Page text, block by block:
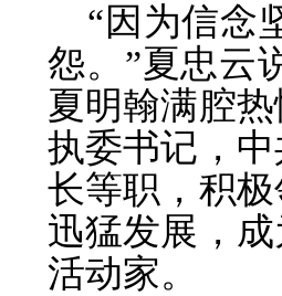
“因为信念
怨。”夏忠云
夏明翰满腔
执委书记，
长等职，积
迅猛发展，
活动家。